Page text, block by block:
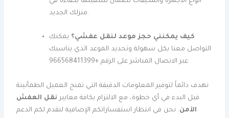
منزلك الجديد.
كيف يمكنني حجز موعد لنقل عفشي؟ يمكنك
التواصل معنا بكل سهولة وتحديد الموعد الذي يناسبك
عبر الاتصال المباشر على الرقم +966568411399.
نهدف دائماً لتوفير المعلومات الدقيقة التي تمنح العميل الطمأنينة
قبل البدء في أي خطوة، مع الالتزام بكافة معايير نقل العفش
الآمن. نحن في انتظار استفساراتكم الإضافية لنقدم لكم الدعم